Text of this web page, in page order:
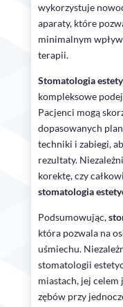
wykorzystuje
aparaty, które
minimalnym
terapii.
Stomatologia
kompleksowe
Pacjenci mogą
dopasowanych
techniki i zabiegi,
rezultaty.
korektę, czy
stomatologia
Podsumowując,
która pozwala na
uśmiechu.
stomatologii
miastach, jej celem
zębów przy